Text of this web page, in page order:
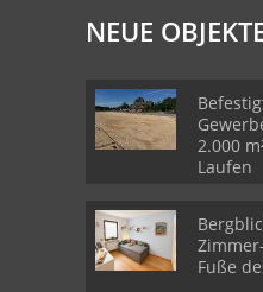
NEUE
2.000
Laufen
Fuße